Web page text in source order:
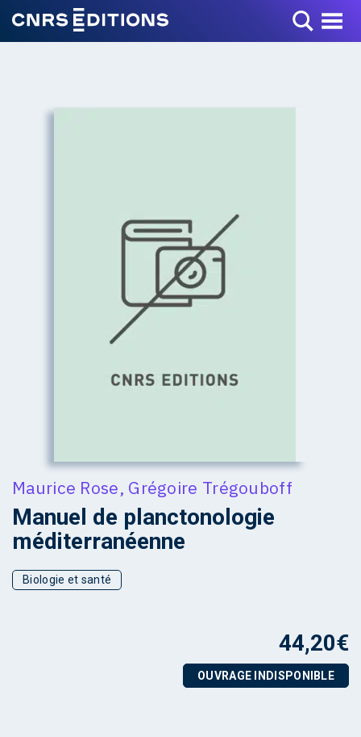
Toggle Menu
Maurice Rose, Grégoire Trégouboff
Manuel de planctonologie
méditerranéenne
Biologie et santé
44,20€
OUVRAGE INDISPONIBLE